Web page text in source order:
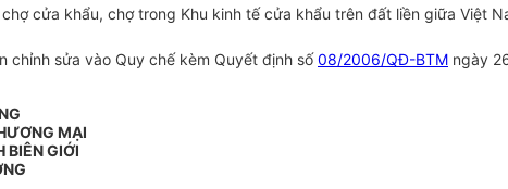
cửa khẩu, chợ trong Khu kinh tế cửa khẩu trên đất liền giữa Việt
chỉnh sửa vào Quy chế kèm Quyết định số08/2006/QĐ-BTM ngày
MẠI
BIÊN GIỚI